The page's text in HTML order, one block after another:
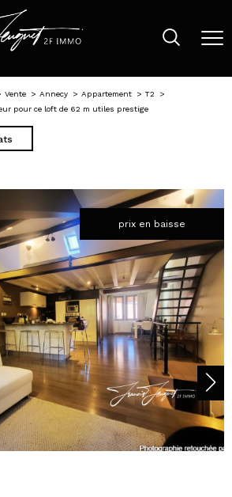
Vente Annecy Appartement
T2
pour ce loft de 62 m utiles prestige
prix en baisse